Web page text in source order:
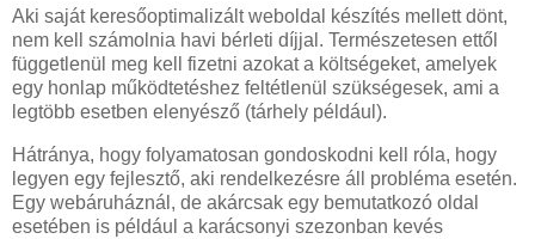
Aki saját keresőoptimalizált weboldal készítés mellett dönt,
nem kell számolnia havi bérleti díjjal. Természetesen ettől
függetlenül meg kell fizetni azokat a költségeket, amelyek
egy honlap működtetéshez feltétlenül szükségesek, ami a
legtöbb esetben elenyésző (tárhely például).
Hátránya, hogy folyamatosan gondoskodni kell róla, hogy
legyen egy fejlesztő, aki rendelkezésre áll probléma esetén.
Egy webáruháznál, de akárcsak egy bemutatkozó oldal
esetében is például a karácsonyi szezonban kevés